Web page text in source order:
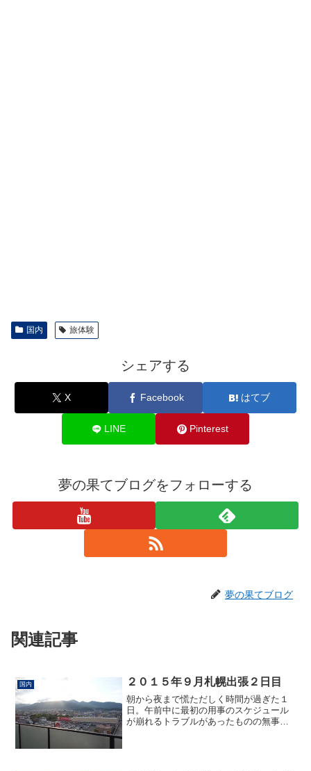
国内 旅体験
シェアする
X Facebook はてブ
LINE Pinterest
夢の果てブログをフォローする
夢の果てブログ
関連記事
国内 ２０１５年９月札幌出張２日目
朝から夜まで慌ただしく時間が過ぎた１
日。午前中に最初の用事のスケジュール
が崩れるトラブルがあったものの無事に